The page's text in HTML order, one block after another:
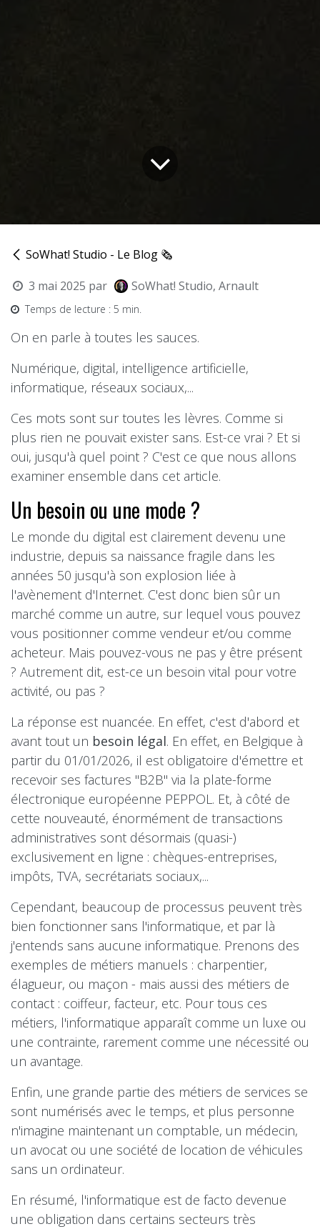
SoWhat! Studio - Le Blog 🗞
3 mai 2025 par SoWhat! Studio, Arnault
Temps de lecture : 5 min.
On en parle à toutes les sauces.
Numérique, digital, intelligence artificielle,
informatique, réseaux sociaux,...
Ces mots sont sur toutes les lèvres. Comme si
plus rien ne pouvait exister sans. Est-ce vrai ? Et si
oui, jusqu'à quel point ? C'est ce que nous allons
examiner ensemble dans cet article.
Un besoin ou une mode ?
Le monde du digital est clairement devenu une
industrie, depuis sa naissance fragile dans les
années 50 jusqu'à son explosion liée à
l'avènement d'Internet. C'est donc bien sûr un
marché comme un autre, sur lequel vous pouvez
vous positionner comme vendeur et/ou comme
acheteur. Mais pouvez-vous ne pas y être présent
? Autrement dit, est-ce un besoin vital pour votre
activité, ou pas ?
La réponse est nuancée. En effet, c'est d'abord et
avant tout un besoin légal. En effet, en Belgique à
partir du 01/01/2026, il est obligatoire d'émettre et
recevoir ses factures "B2B" via la plate-forme
électronique européenne PEPPOL. Et, à côté de
cette nouveauté, énormément de transactions
administratives sont désormais (quasi-)
exclusivement en ligne : chèques-entreprises,
impôts, TVA, secrétariats sociaux,...
Cependant, beaucoup de processus peuvent très
bien fonctionner sans l'informatique, et par là
j'entends sans aucune informatique. Prenons des
exemples de métiers manuels : charpentier,
élagueur, ou maçon - mais aussi des métiers de
contact : coiffeur, facteur, etc. Pour tous ces
métiers, l'informatique apparaît comme un luxe ou
une contrainte, rarement comme une nécessité ou
un avantage.
Enfin, une grande partie des métiers de services se
sont numérisés avec le temps, et plus personne
n'imagine maintenant un comptable, un médecin,
un avocat ou une société de location de véhicules
sans un ordinateur.
En résumé, l'informatique est de facto devenue
une obligation dans certains secteurs très